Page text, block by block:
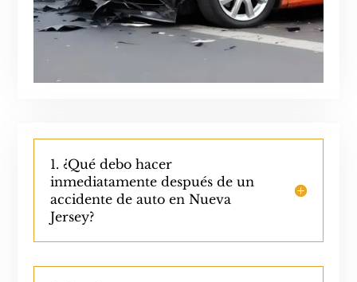
1. ¿Qué debo hacer
inmediatamente después de un
accidente de auto en Nueva
Jersey?